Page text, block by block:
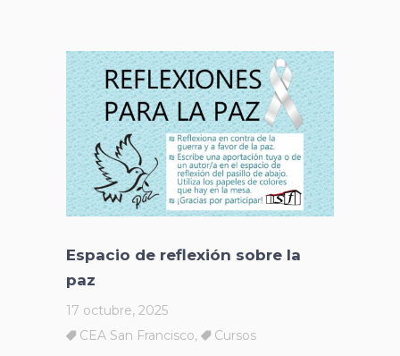
Espacio de reflexión sobre la
paz
17 octubre, 2025
CEA San Francisco, Cursos